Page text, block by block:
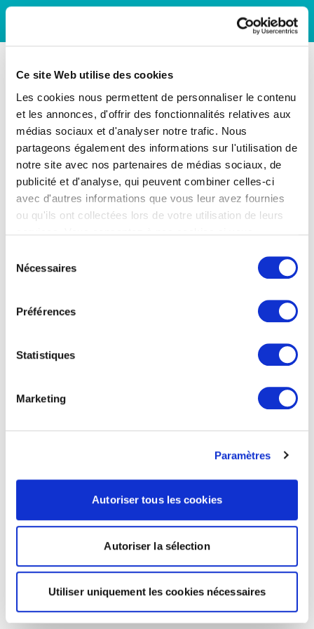
Ce site Web utilise des cookies
Les cookies nous permettent de personnaliser le contenu
et les annonces, d'offrir des fonctionnalités relatives aux
médias sociaux et d'analyser notre trafic. Nous
partageons également des informations sur l'utilisation de
notre site avec nos partenaires de médias sociaux, de
publicité et d'analyse, qui peuvent combiner celles-ci
avec d'autres informations que vous leur avez fournies
ou qu'ils ont collectées lors de votre utilisation de leurs
Nécessaires
Préférences
Statistiques
Marketing
Paramètres
Autoriser tous les cookies
Autoriser la sélection
Utiliser uniquement les cookies nécessaires